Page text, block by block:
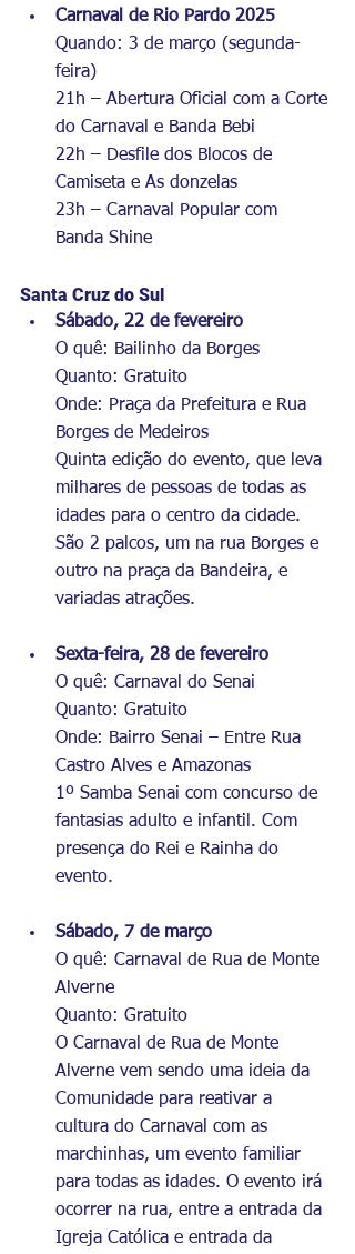
Carnaval de Rio Pardo 2025
Quando: 3 de março (segunda-
feira)
21h – Abertura Oficial com a Corte
do Carnaval e Banda Bebi
22h – Desfile dos Blocos de
Camiseta e As donzelas
23h – Carnaval Popular com
Banda Shine
Santa Cruz do Sul
Sábado, 22 de fevereiro
O quê: Bailinho da Borges
Quanto: Gratuito
Onde: Praça da Prefeitura e Rua
Borges de Medeiros
Quinta edição do evento, que leva
milhares de pessoas de todas as
idades para o centro da cidade.
São 2 palcos, um na rua Borges e
outro na praça da Bandeira, e
variadas atrações.
Sexta-feira, 28 de fevereiro
O quê: Carnaval do Senai
Quanto: Gratuito
Onde: Bairro Senai – Entre Rua
Castro Alves e Amazonas
1º Samba Senai com concurso de
fantasias adulto e infantil. Com
presença do Rei e Rainha do
evento.
Sábado, 7 de março
O quê: Carnaval de Rua de Monte
Alverne
Quanto: Gratuito
O Carnaval de Rua de Monte
Alverne vem sendo uma ideia da
Comunidade para reativar a
cultura do Carnaval com as
marchinhas, um evento familiar
para todas as idades. O evento irá
ocorrer na rua, entre a entrada da
Igreja Católica e entrada da